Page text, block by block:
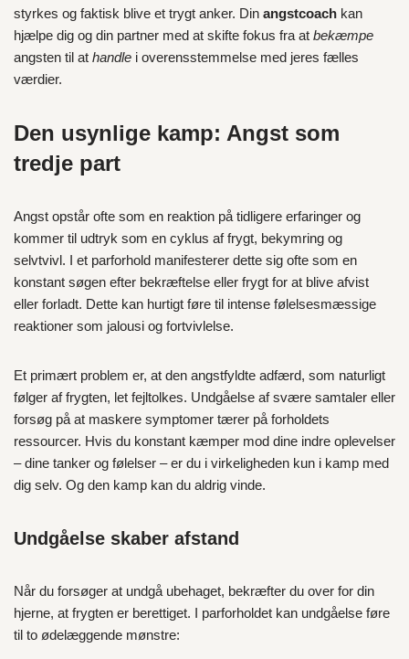
styrkes og faktisk blive et trygt anker. Din angstcoach kan
hjælpe dig og din partner med at skifte fokus fra at bekæmpe
angsten til at handle i overensstemmelse med jeres fælles
værdier.
Den usynlige kamp: Angst som
tredje part
Angst opstår ofte som en reaktion på tidligere erfaringer og
kommer til udtryk som en cyklus af frygt, bekymring og
selvtvivl. I et parforhold manifesterer dette sig ofte som en
konstant søgen efter bekræftelse eller frygt for at blive afvist
eller forladt. Dette kan hurtigt føre til intense følelsesmæssige
reaktioner som jalousi og fortvivlelse.
Et primært problem er, at den angstfyldte adfærd, som naturligt
følger af frygten, let fejltolkes. Undgåelse af svære samtaler eller
forsøg på at maskere symptomer tærer på forholdets
ressourcer. Hvis du konstant kæmper mod dine indre oplevelser
– dine tanker og følelser – er du i virkeligheden kun i kamp med
dig selv. Og den kamp kan du aldrig vinde.
Undgåelse skaber afstand
Når du forsøger at undgå ubehaget, bekræfter du over for din
hjerne, at frygten er berettiget. I parforholdet kan undgåelse føre
til to ødelæggende mønstre: